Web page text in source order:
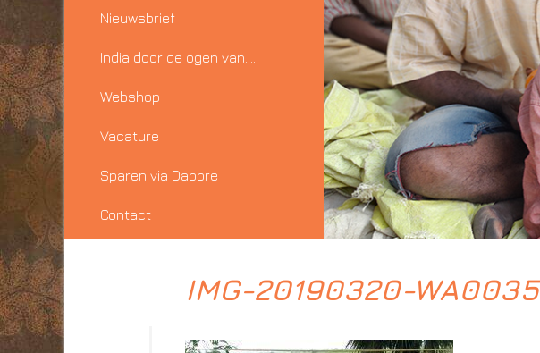
Nieuwsbrief
India door de ogen van…..
Webshop
Vacature
Sparen via Dappre
Contact
IMG-20190320-WA0035